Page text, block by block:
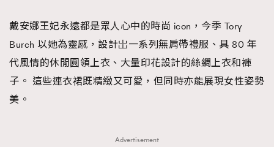
戴安娜王妃永遠都是眾人心中的時尚 icon，今季 Tory
Burch 以她為靈感，設計岀一系列無肩帶禮服、具 80 年
代風情的休閒圓領上衣、大量印花設計的絲綢上衣和褲
子。 這些連衣裙既精緻又可愛，但同時亦能展現女性姿勢
美。
Advertisement